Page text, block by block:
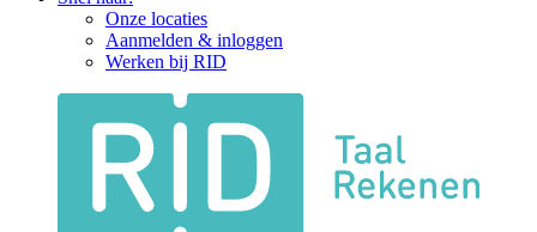
Onze locaties
Aanmelden & inloggen
Werken bij RID